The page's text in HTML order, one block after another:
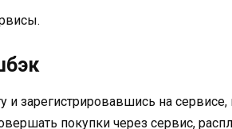
и зарегистрировавшись на
покупки через сервис,